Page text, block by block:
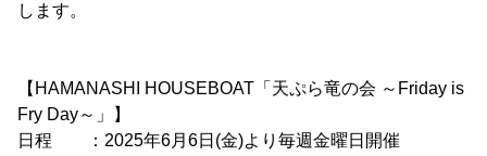
します。
【HAMANASHI HOUSEBOAT「天ぷら竜の会 ～Friday is
Fry Day～」】
日程 ：2025年6月6日(金)より毎週金曜日開催